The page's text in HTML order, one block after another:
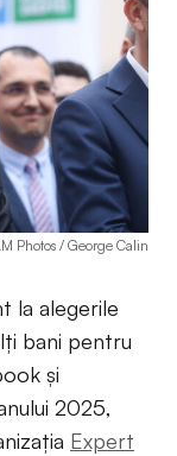
Photos / George Calin
la alegerile
bani pentru
și
2025,
Expert